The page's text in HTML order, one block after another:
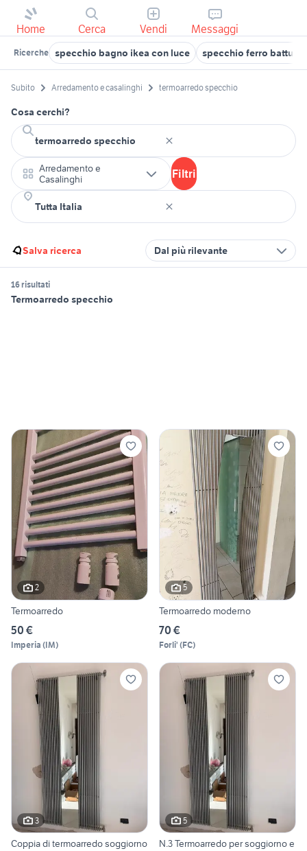
Home Cerca Vendi Messaggi
Ricerche specchio bagno ikea con luce specchio ferro battuto
Subito Arredamento e casalinghi termoarredo specchio
Cosa cerchi?
Arredamento e
Casalinghi
Filtri
Salva ricerca Dal più rilevante
16 risultati
Termoarredo specchio
2
Termoarredo
50 €
Imperia (IM)
5
Termoarredo moderno
70 €
Forli' (FC)
3
Coppia di termoarredo soggiorno
5
N.3 Termoarredo per soggiorno e